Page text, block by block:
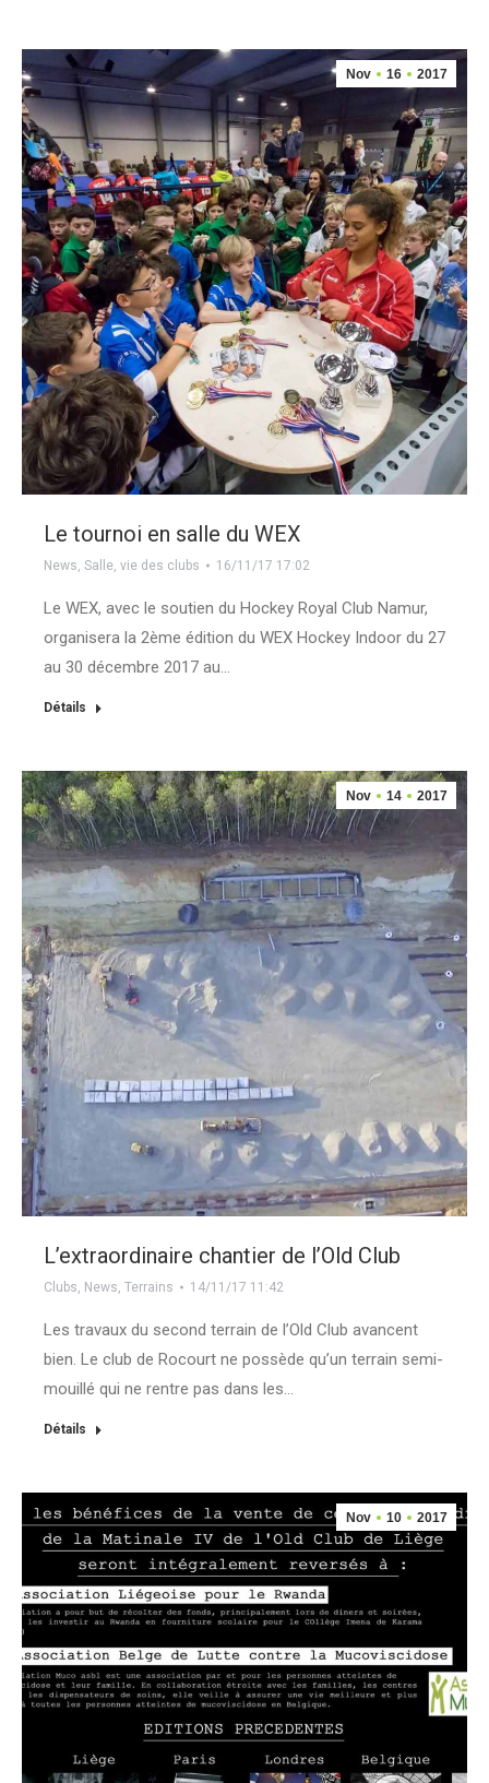
Nov 16 2017
Le tournoi en salle du WEX
News, Salle, vie des clubs 16/11/17 17:02
Le WEX, avec le soutien du Hockey Royal Club Namur,
organisera la 2ème édition du WEX Hockey Indoor du 27
au 30 décembre 2017 au…
Détails
Nov 14 2017
L’extraordinaire chantier de l’Old Club
Clubs, News, Terrains 14/11/17 11:42
Les travaux du second terrain de l’Old Club avancent
bien. Le club de Rocourt ne possède qu’un terrain semi-
mouillé qui ne rentre pas dans les…
Détails
Nov 10 2017